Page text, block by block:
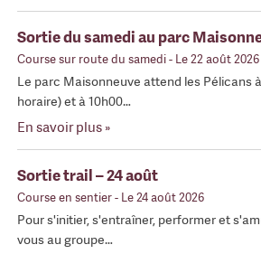
Sortie du samedi au parc
Course sur route du samedi- Le 22 août 2026
Le parc Maisonneuve attend les Pélicans
horaire) et à 10h00…
En savoir plus »
Sortie trail – 24 août
Course en sentier- Le 24 août 2026
Pour s'initier, s'entraîner, performer et
vous au groupe…